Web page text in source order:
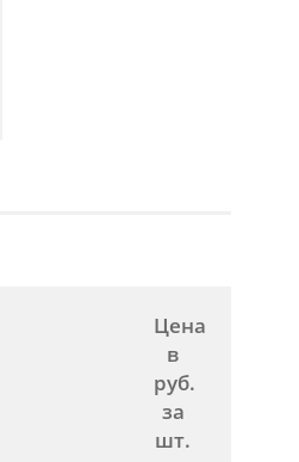
Цена
в
руб.
за
шт.